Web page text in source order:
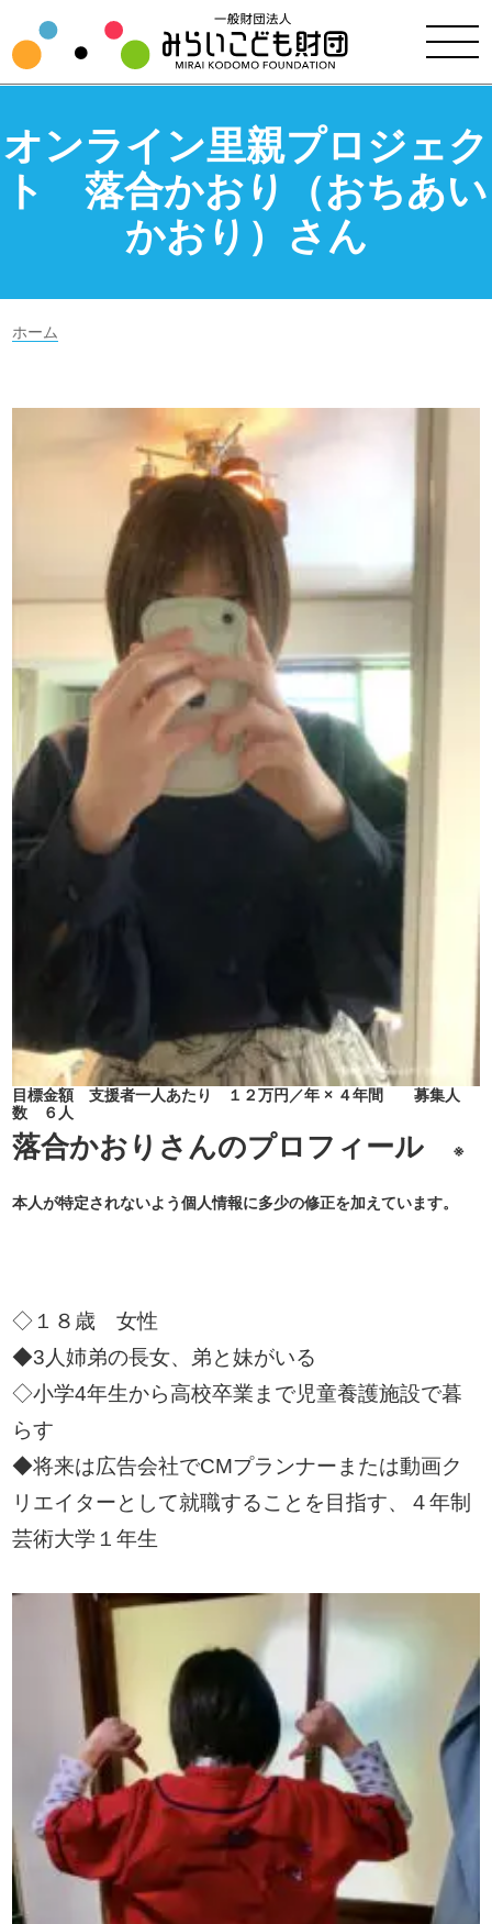
オンライン里親プロジェク
ト 落合かおり（おちあい
かおり）さん
ホーム
目標金額 支援者一人あたり １２万円／年 × ４年間 募集人
数 ６人
落合かおりさんのプロフィール ※
本人が特定されないよう個人情報に多少の修正を加えています。
◇１８歳 女性
◆3人姉弟の長女、弟と妹がいる
◇小学4年生から高校卒業まで児童養護施設で暮
らす
◆将来は広告会社でCMプランナーまたは動画ク
リエイターとして就職することを目指す、４年制
芸術大学１年生